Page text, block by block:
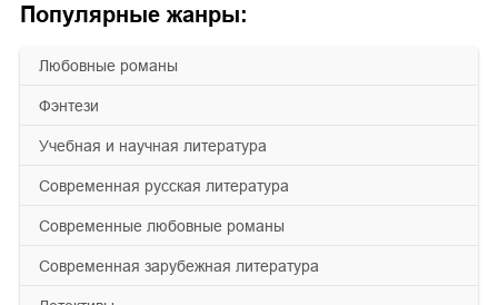
Популярные жанры:
любовные романы
фэнтези
учебная и научная литература
современная русская литература
современные любовные романы
современная зарубежная литература